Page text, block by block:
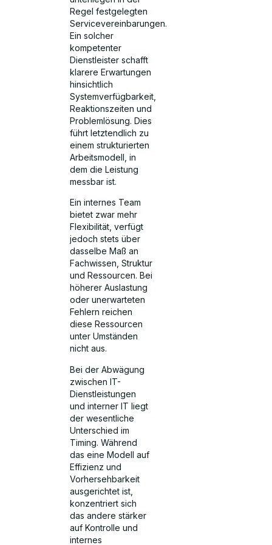
Regel festgelegten
Servicevereinbarungen.
Ein solcher
kompetenter
Dienstleister schafft
klarere Erwartungen
hinsichtlich
Systemverfügbarkeit,
Reaktionszeiten und
Problemlösung. Dies
führt letztendlich zu
einem strukturierten
Arbeitsmodell, in
dem die Leistung
messbar ist.
Ein internes Team
bietet zwar mehr
Flexibilität, verfügt
jedoch stets über
dasselbe Maß an
Fachwissen, Struktur
und Ressourcen. Bei
höherer Auslastung
oder unerwarteten
Fehlern reichen
diese Ressourcen
unter Umständen
nicht aus.
Bei der Abwägung
zwischen IT-
Dienstleistungen
und interner IT liegt
der wesentliche
Unterschied im
Timing. Während
das eine Modell auf
Effizienz und
Vorhersehbarkeit
ausgerichtet ist,
konzentriert sich
das andere stärker
auf Kontrolle und
internes